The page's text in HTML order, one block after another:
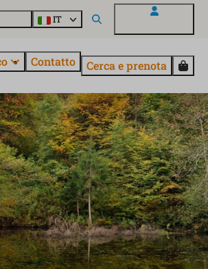
IT
Contatto Cerca e prenota